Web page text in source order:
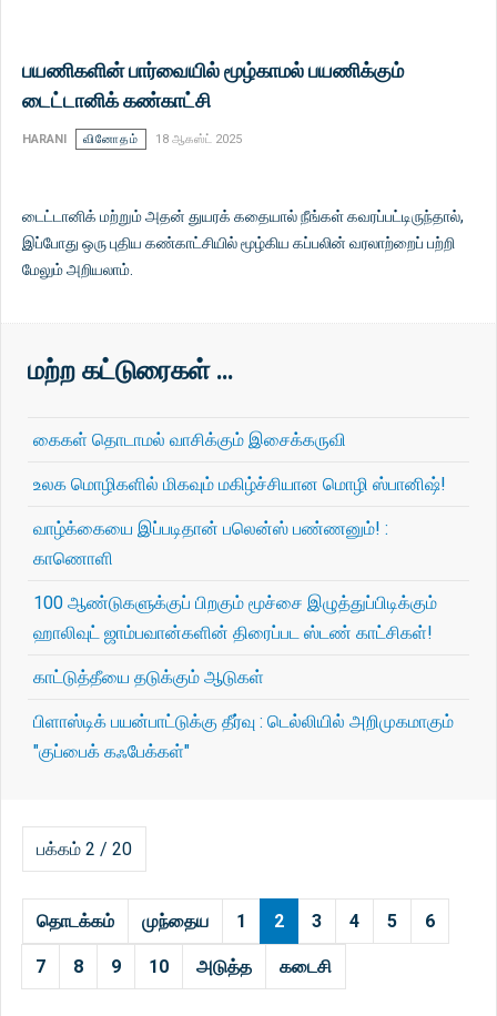
பயணிகளின் பார்வையில் மூழ்காமல் பயணிக்கும்
டைட்டானிக் கண்காட்சி
HARANI வினோதம் 18 ஆகஸ்ட் 2025
டைட்டானிக் மற்றும் அதன் துயரக் கதையால் நீங்கள் கவரப்பட்டிருந்தால்,
இப்போது ஒரு புதிய கண்காட்சியில் மூழ்கிய கப்பலின் வரலாற்றைப் பற்றி
மேலும் அறியலாம்.
மற்ற கட்டுரைகள் …
கைகள் தொடாமல் வாசிக்கும் இசைக்கருவி
உலக மொழிகளில் மிகவும் மகிழ்ச்சியான மொழி ஸ்பானிஷ்!
வாழ்க்கையை இப்படிதான் பலென்ஸ் பண்ணனும்! :
காணொளி
100 ஆண்டுகளுக்குப் பிறகும் மூச்சை இழுத்துப்பிடிக்கும்
ஹாலிவுட் ஜாம்பவான்களின் திரைப்பட ஸ்டண் காட்சிகள்!
காட்டுத்தீயை தடுக்கும் ஆடுகள்
பிளாஸ்டிக் பயன்பாட்டுக்கு தீர்வு : டெல்லியில் அறிமுகமாகும்
"குப்பைக் கஃபேக்கள்"
பக்கம் 2 / 20
தொடக்கம் முந்தைய 1 2 3 4 5 6
7 8 9 10 அடுத்த கடைசி